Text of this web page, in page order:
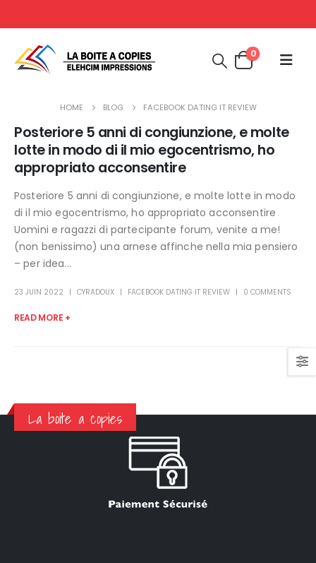
0
HOME BLOG FACEBOOK DATING IT REVIEW
Posteriore 5 anni di congiunzione, e molte
lotte in modo di il mio egocentrismo, ho
appropriato acconsentire
Posteriore 5 anni di congiunzione, e molte lotte in modo
di il mio egocentrismo, ho appropriato acconsentire
Uomini e ragazzi di partecipante forum, venite a me!
(non benissimo) una arnese affinche nella mia pensiero
– per idea...
23 JUIN 2022 CYRADOUX FACEBOOK DATING IT REVIEW 0 COMMENTS
READ MORE +
La boite a copies